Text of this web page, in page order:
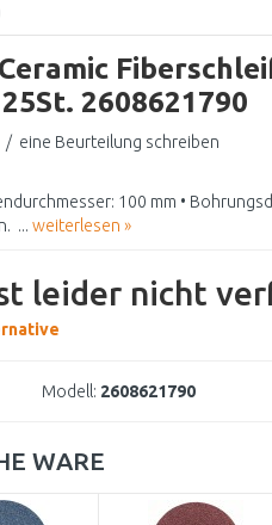
Ceramic
2608621790
/ eine Beurteilung schreiben
100 mm •
... weiterlesen »
leider nicht
Modell: 2608621790
WARE